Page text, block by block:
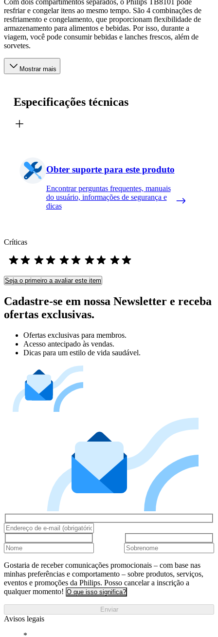
resfriar e congelar itens ao mesmo tempo. São 4 combinações de
resfriamento e congelamento, que proporcionam flexibilidade de
armazenamento para alimentos e bebidas. Por isso, durante a
viagem, você pode consumir bebidas e lanches frescos, além de
sorvetes.
Mostrar mais
Especificações técnicas
Obter suporte para este produto
Encontrar perguntas frequentes, manuais
do usuário, informações de segurança e
dicas
Críticas
Seja o primeiro a avaliar este item
Cadastre-se em nossa Newsletter e receba
ofertas exclusivas.
Ofertas exclusivas para membros.
Acesso antecipado às vendas.
Dicas para um estilo de vida saudável.
Gostaria de receber comunicações promocionais – com base nas
minhas preferências e comportamento – sobre produtos, serviços,
eventos e promoções da Philips. Posso cancelar a inscrição a
qualquer momento! O que isso significa?
Enviar
Avisos legais